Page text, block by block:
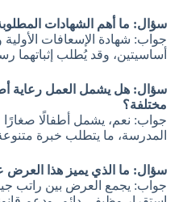
سؤال: ما أهم الشهادات
أساسيتين، وقد يُطلب إثباتهما
سؤال: هل يشمل العمل رعاية
مختلفة؟
جواب: نعم، يشمل أطفالًا
المدرسة، ما يتطلب خبرة
سؤال: ما الذي يميز هذا العرض
جواب: يجمع العرض بين راتب